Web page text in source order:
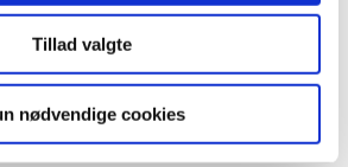
Tillad valgte
nødvendige cookies
har mandag tekniske problemer
De priser,
har aktiveret det
delvist til den